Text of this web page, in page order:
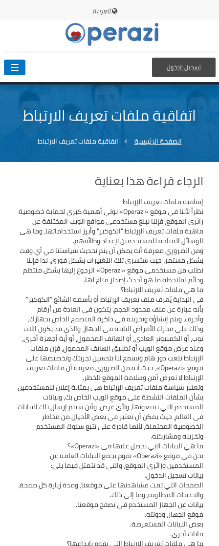
العربية
تسجيل الدخول
اتفاقية ملفات تعريف الارتباط
الصفحة الرئيسية اتفاقية ملفات تعريف الارتباط
الرجاء قراءة هذا بعناية
نظراً لأننا في موقع «Operazi» نولي أهمية كبرى لحماية خصوصية
زائرى الموقع، فإننا نبلغ مستخدمى مواقع الويب المختلفة عن
ماهية ملفات تعريف الإرتباط "الكوكيز" وأبرز استخداماتها، وما هى
ومن الضروري معرفة أنه يمكن أن يتم تحديث سياستنا في أي وقت
بشكل مستمر، حيث ستسرى تلك التغييرات بشكل فورى، لذا فإننا
نطلب من مستخدمى موقع «Operazi» الرجوع إليها بشكل منتظم
فى البداية يُعرف ملف تعريف الإرتباط أو بأسمه الشائع "الكوكيز"
بأنه عبارة عن ملف محدود الحجم، يتكون فى العادة من أرقام
وأحرف، ويتم إنشاؤه وتخزينه فى ذاكرة المتصفح الخاص بجهازك،
وذلك على محرك الأقراص الثابتة فى الجهاز، والذى قد يكون اللاب
توب، أو الكمبيوتر العادى، أو الهاتف المحمول، أو أية أجهزة أخرى،
وعند عرض موقع الويب أو تطبيق الهاتف المحمول، فإن ملفات
الإرتباط تلعب دور هام وتسمح لنا بتحسين تجربتك وتخصيصها على
موقع «Operazi»، حيث أنه من الضرورى معرفة أن ملفات تعريف
وتعتبر سياسة ملفات تعريف الإرتباط هى بمثابة إعلان للمستخدمين
بشأن الملفات النشطة على موقع الويب الخاص بك، وبيانات
المستخدم التي يتتبعونها، ولأى غرض، وأين سيتم إرسال تلك البيانات
فى العالم، حيث يمكن أن تعتبر فى بعض الأحيان من مخاطر
الخصوصية المحتملة، لأنها قادرة على تتبع سلوك المستخدم
نحن فى موقع «Operazi» نقوم بجمع البيانات العامة عن
الصفحات التي تمت مشاهدتها على موقعنا، ومدة زيارة كل صفحة،